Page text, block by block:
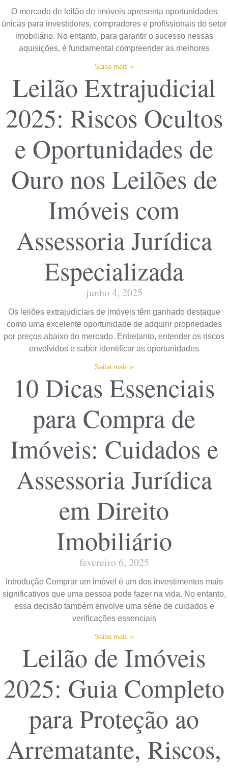
O mercado de leilão de imóveis apresenta oportunidades
únicas para investidores, compradores e profissionais do setor
imobiliário. No entanto, para garantir o sucesso nessas
aquisições, é fundamental compreender as melhores
Saiba mais »
Leilão Extrajudicial
2025: Riscos Ocultos
e Oportunidades de
Ouro nos Leilões de
Imóveis com
Assessoria Jurídica
Especializada
junho 4, 2025
Os leilões extrajudiciais de imóveis têm ganhado destaque
como uma excelente oportunidade de adquirir propriedades
por preços abaixo do mercado. Entretanto, entender os riscos
envolvidos e saber identificar as oportunidades
Saiba mais »
10 Dicas Essenciais
para Compra de
Imóveis: Cuidados e
Assessoria Jurídica
em Direito
Imobiliário
fevereiro 6, 2025
Introdução Comprar um imóvel é um dos investimentos mais
significativos que uma pessoa pode fazer na vida. No entanto,
essa decisão também envolve uma série de cuidados e
verificações essenciais
Saiba mais »
Leilão de Imóveis
2025: Guia Completo
para Proteção ao
Arrematante, Riscos,